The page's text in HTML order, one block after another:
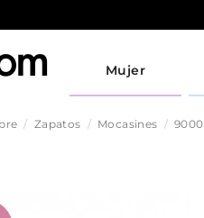
Mujer
Zapatos Mocasines 9000